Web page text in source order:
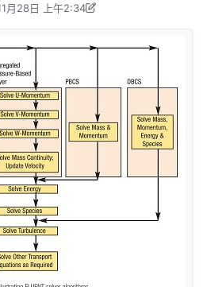
月28日 上午2:34
编辑2018年11月28日 上午10:42